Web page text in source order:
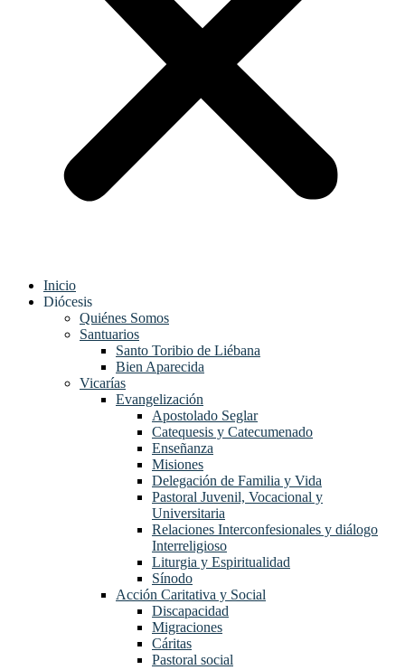
Inicio
Diócesis
Quiénes Somos
Santuarios
Santo Toribio de Liébana
Bien Aparecida
Vicarías
Evangelización
Apostolado Seglar
Catequesis y Catecumenado
Enseñanza
Misiones
Delegación de Familia y Vida
Pastoral Juvenil, Vocacional y
Universitaria
Relaciones Interconfesionales y diálogo
Interreligioso
Liturgia y Espiritualidad
Sínodo
Acción Caritativa y Social
Discapacidad
Migraciones
Cáritas
Pastoral social